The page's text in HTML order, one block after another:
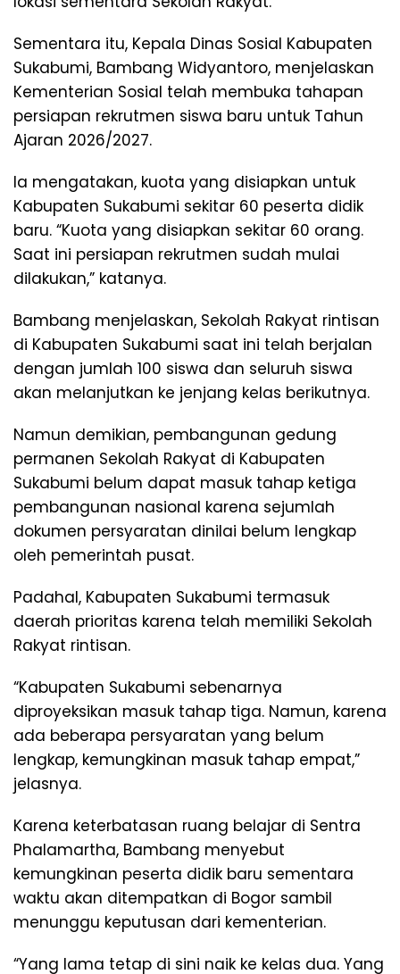
Sementara itu, Kepala Dinas Sosial Kabupaten
Sukabumi, Bambang Widyantoro, menjelaskan
Kementerian Sosial telah membuka tahapan
persiapan rekrutmen siswa baru untuk Tahun
Ajaran 2026/2027.
Ia mengatakan, kuota yang disiapkan untuk
Kabupaten Sukabumi sekitar 60 peserta didik
baru. “Kuota yang disiapkan sekitar 60 orang.
Saat ini persiapan rekrutmen sudah mulai
dilakukan,” katanya.
Bambang menjelaskan, Sekolah Rakyat rintisan
di Kabupaten Sukabumi saat ini telah berjalan
dengan jumlah 100 siswa dan seluruh siswa
akan melanjutkan ke jenjang kelas berikutnya.
Namun demikian, pembangunan gedung
permanen Sekolah Rakyat di Kabupaten
Sukabumi belum dapat masuk tahap ketiga
pembangunan nasional karena sejumlah
dokumen persyaratan dinilai belum lengkap
oleh pemerintah pusat.
Padahal, Kabupaten Sukabumi termasuk
daerah prioritas karena telah memiliki Sekolah
Rakyat rintisan.
“Kabupaten Sukabumi sebenarnya
diproyeksikan masuk tahap tiga. Namun, karena
ada beberapa persyaratan yang belum
lengkap, kemungkinan masuk tahap empat,”
jelasnya.
Karena keterbatasan ruang belajar di Sentra
Phalamartha, Bambang menyebut
kemungkinan peserta didik baru sementara
waktu akan ditempatkan di Bogor sambil
menunggu keputusan dari kementerian.
“Yang lama tetap di sini naik ke kelas dua. Yang